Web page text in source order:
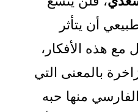
أن يتأثر
مع هذه الأفكار،
بالمعنى التي
منها حبه